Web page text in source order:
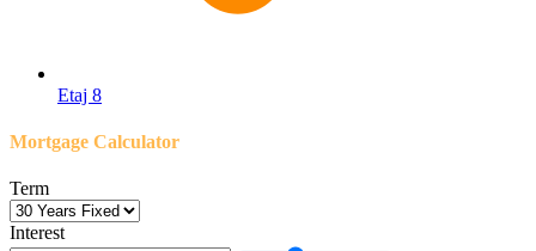
Etaj 8
Mortgage Calculator
Term
Interest